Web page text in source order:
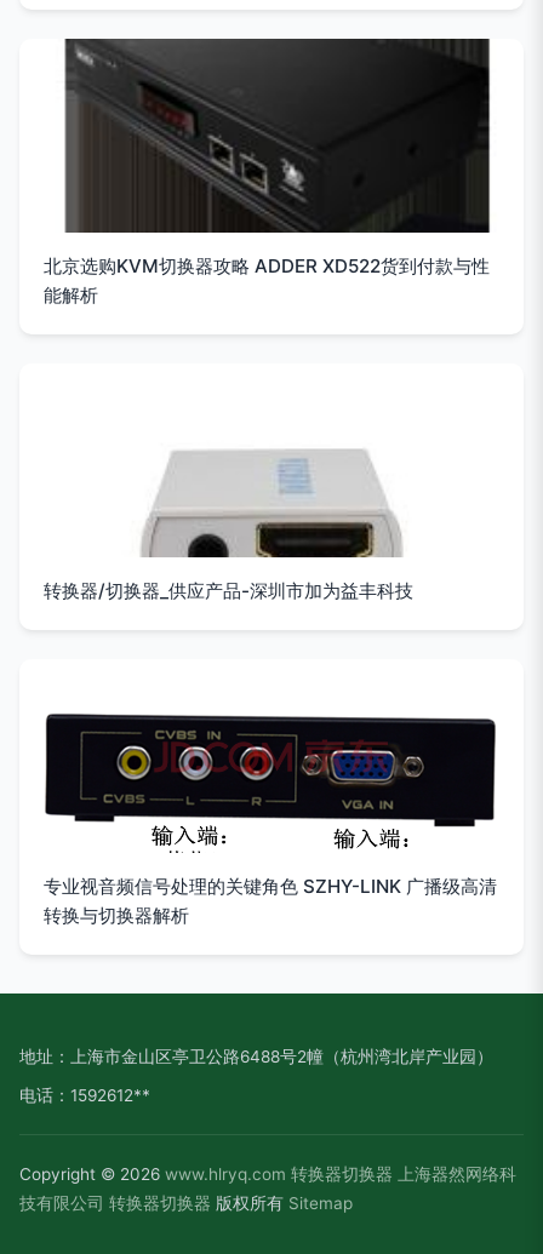
北京选购KVM切换器攻略 ADDER XD522货到付款与性
能解析
转换器/切换器_供应产品-深圳市加为益丰科技
专业视音频信号处理的关键角色 SZHY-LINK 广播级高清
转换与切换器解析
地址：上海市金山区亭卫公路6488号2幢（杭州湾北岸产业园）
电话：1592612**
Copyright © 2026 www.hlryq.com 转换器切换器
上海器然网络科
技有限公司 转换器切换器 版权所有 Sitemap